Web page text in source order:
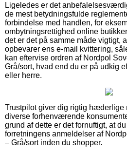
Ligeledes er det
de mest betydningsfulde
forbindelse med handlen, for
ombytningsrettighed online
det er det på samme måde vigtigt,
opbevarer ens e-mail kvittering,
kan eftervise ordren af Nordpol
Grå/sort, hvad end du er på udkig
eller herre.
Trustpilot giver dig rigtig hæderlige
diverse forhenværende
grund af dette er det fornuftigt, at
forretningens anmeldelser af
– Grå/sort inden du shopper.